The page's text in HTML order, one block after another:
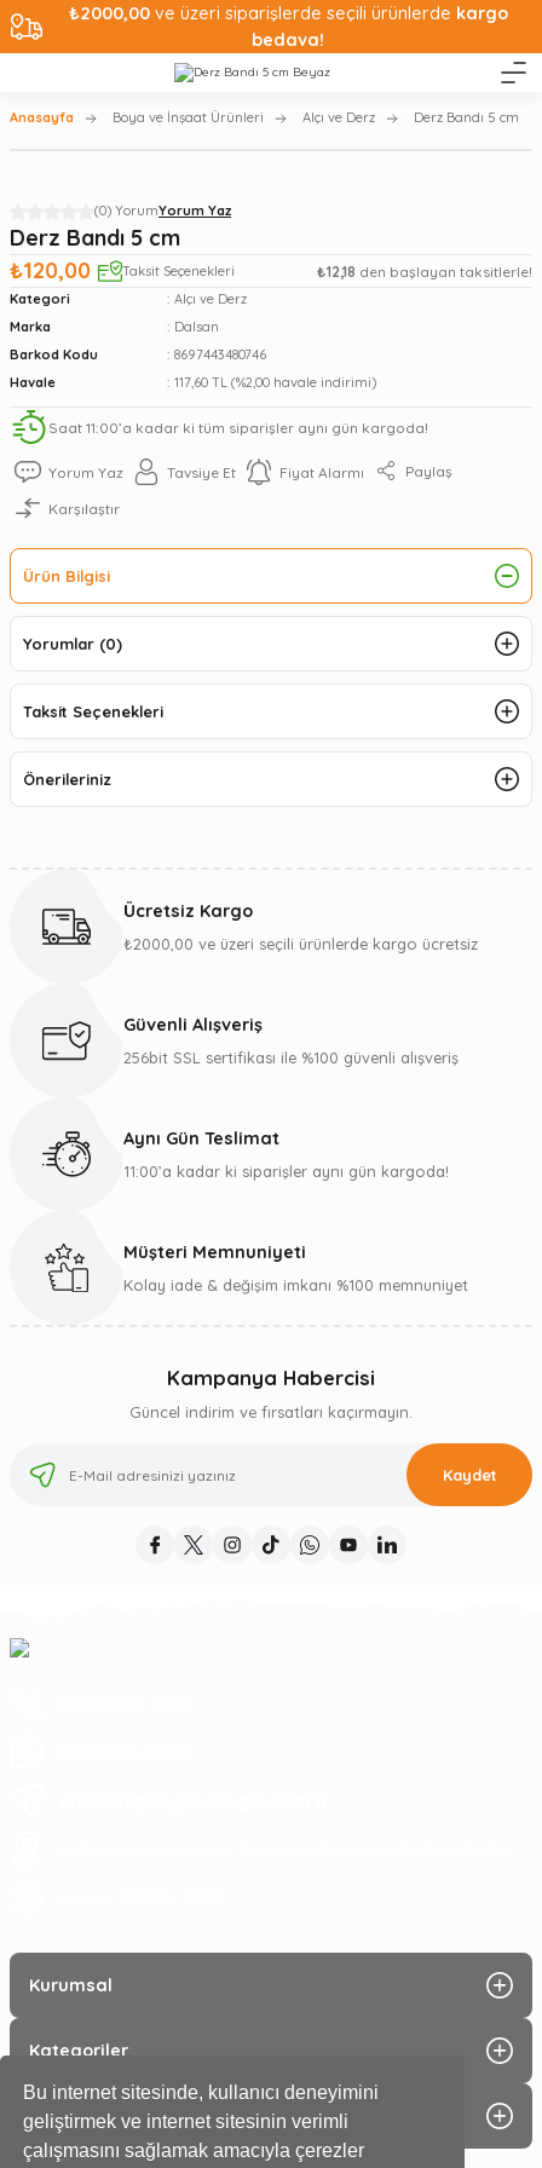
Bu internet sitesinde, kullanıcı deneyimini
geliştirmek ve internet sitesinin verimli
çalışmasını sağlamak amacıyla çerezler
₺2000,00ve üzeri siparişlerde seçili ürünlerde kargo
bedava!
Anasayfa Boya ve İnşaat Ürünleri Alçı ve Derz Derz Bandı 5 cm
(0) YorumYorum Yaz
Derz Bandı 5 cm
₺120,00
Taksit Seçenekleri ₺12,18 den başlayan taksitlerle!
Kategori
Alçı ve Derz
Marka
Dalsan
Barkod Kodu
8697443480746
Havale
117,60 TL (%2,00 havale indirimi)
Saat 11:00’a kadar ki tüm siparişler aynı gün kargoda!
Yorum Yaz Tavsiye Et Fiyat Alarmı Paylaş
Karşılaştır
Ürün Bilgisi
Yorumlar (0)
Taksit Seçenekleri
Önerileriniz
Ücretsiz Kargo
₺2000,00 ve üzeri seçili ürünlerde kargo ücretsiz
Güvenli Alışveriş
256bit SSL sertifikası ile %100 güvenli alışveriş
Aynı Gün Teslimat
11:00’a kadar ki siparişler aynı gün kargoda!
Müşteri Memnuniyeti
Kolay iade & değişim imkanı %100 memnuniyet
Kampanya Habercisi
Güncel indirim ve fırsatları kaçırmayın.
Kaydet
Kurumsal
Kategoriler
Alışveriş